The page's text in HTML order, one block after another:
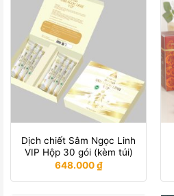
Dịch chiết Sâm Ngọc Linh
VIP Hộp 30 gói (kèm túi)
648.000₫